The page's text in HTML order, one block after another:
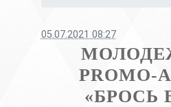
05.07.2021 08:27
«БРОСЬ